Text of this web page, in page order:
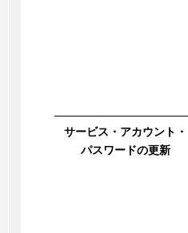
サービス・アカウント・
パスワードの更新